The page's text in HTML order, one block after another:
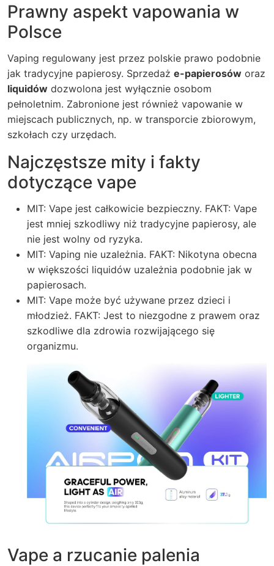
Prawny aspekt vapowania w
Polsce
Vaping regulowany jest przez polskie prawo podobnie
jak tradycyjne papierosy. Sprzedaż e-papierosów oraz
liquidów dozwolona jest wyłącznie osobom
pełnoletnim. Zabronione jest również vapowanie w
miejscach publicznych, np. w transporcie zbiorowym,
szkołach czy urzędach.
Najczęstsze mity i fakty
dotyczące vape
MIT: Vape jest całkowicie bezpieczny. FAKT: Vape
jest mniej szkodliwy niż tradycyjne papierosy, ale
nie jest wolny od ryzyka.
MIT: Vaping nie uzależnia. FAKT: Nikotyna obecna
w większości liquidów uzależnia podobnie jak w
papierosach.
MIT: Vape może być używane przez dzieci i
młodzież. FAKT: Jest to niezgodne z prawem oraz
szkodliwe dla zdrowia rozwijającego się
organizmu.
Vape a rzucanie palenia